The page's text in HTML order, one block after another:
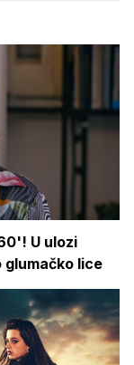
U ulozi
lice